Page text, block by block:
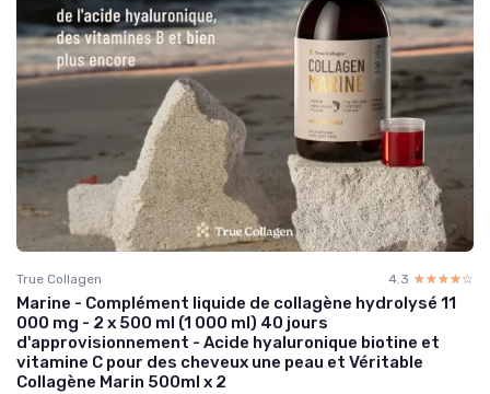
True Collagen 4.3 ☆☆☆☆☆
★★★★★
Marine - Complément liquide de collagène hydrolysé 11
000 mg - 2 x 500 ml (1 000 ml) 40 jours
d'approvisionnement - Acide hyaluronique biotine et
vitamine C pour des cheveux une peau et Véritable
Collagène Marin 500ml x 2